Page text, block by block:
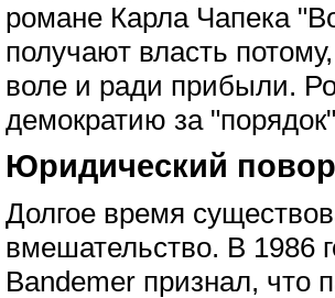
романе Карла Чапека
получают власть
воле и ради прибыли.
демократию за
Юридический
Долгое время
вмешательство. В 1986
Bandemer признал, что